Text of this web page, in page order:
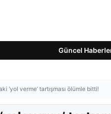
Güncel
‘yol verme’ tartışması ölümle bitti!